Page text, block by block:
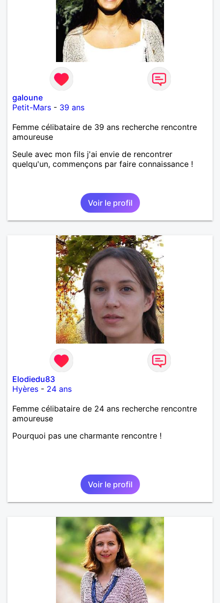
galoune
Petit-Mars - 39 ans
Femme célibataire de 39 ans recherche rencontre
amoureuse
Seule avec mon fils j'ai envie de rencontrer
quelqu'un, commençons par faire connaissance !
Voir le profil
Elodiedu83
Hyères - 24 ans
Femme célibataire de 24 ans recherche rencontre
amoureuse
Pourquoi pas une charmante rencontre !
Voir le profil